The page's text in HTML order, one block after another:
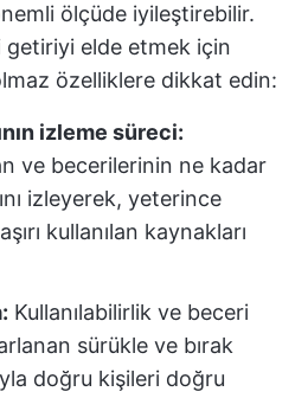
ölçüde iyileştirebilir.
getiriyi elde etmek için
özelliklere dikkat edin:
izleme süreci:
ve becerilerinin ne kadar
izleyerek, yeterince
kullanılan kaynakları
Kullanılabilirlik ve beceri
sürükle ve bırak
doğru kişileri doğru